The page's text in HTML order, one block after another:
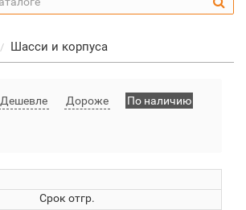
Шасси и корпуса
Дешевле Дороже По наличию
Срок отгр.